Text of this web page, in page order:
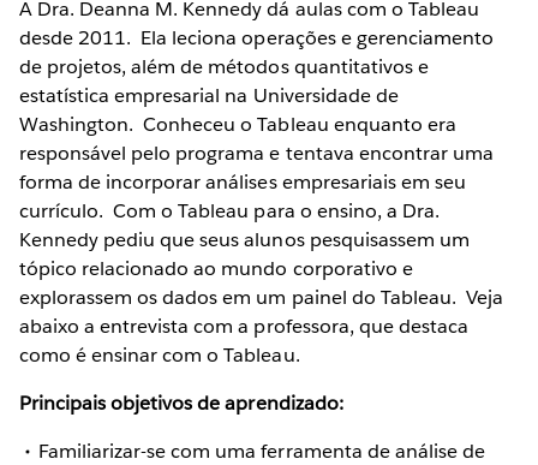
A Dra. Deanna M. Kennedy dá aulas com o Tableau
desde 2011. Ela leciona operações e gerenciamento
de projetos, além de métodos quantitativos e
estatística empresarial na Universidade de
Washington. Conheceu o Tableau enquanto era
responsável pelo programa e tentava encontrar uma
forma de incorporar análises empresariais em seu
currículo. Com o Tableau para o ensino, a Dra.
Kennedy pediu que seus alunos pesquisassem um
tópico relacionado ao mundo corporativo e
explorassem os dados em um painel do Tableau. Veja
abaixo a entrevista com a professora, que destaca
como é ensinar com o Tableau.
Principais objetivos de aprendizado:
Familiarizar-se com uma ferramenta de análise de